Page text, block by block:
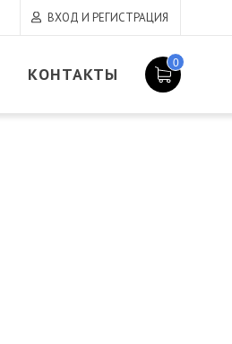
ВХОД И РЕГИСТРАЦИЯ
КОНТАКТЫ
0